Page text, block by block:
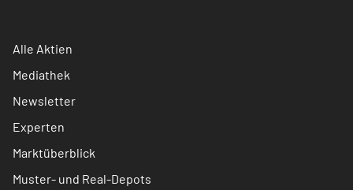
Alle Aktien
Mediathek
Newsletter
Experten
Marktüberblick
Muster- und Real-Depots